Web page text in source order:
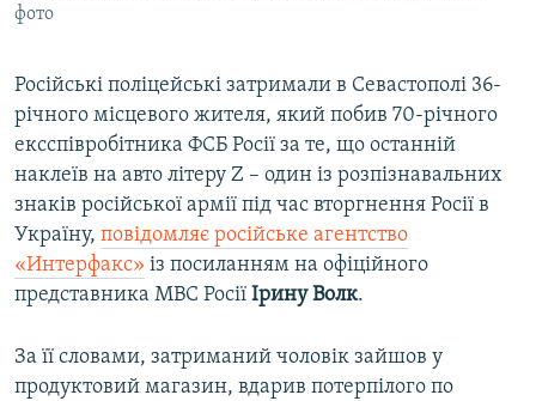
Усі сайти RFE/RL
фото
Російські поліцейські затримали в Севастополі 36-
річного місцевого жителя, який побив 70-річного
ексспівробітника ФСБ Росії за те, що останній
наклеїв на авто літеру Z – один із розпізнавальних
знаків російської армії під час вторгнення Росії в
Україну, повідомляє російське агентство
«Интерфакс» із посиланням на офіційного
представника МВС Росії Ірину Волк.
За її словами, затриманий чоловік зайшов у
продуктовий магазин, вдарив потерпілого по